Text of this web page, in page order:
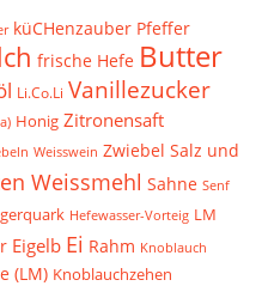
küCHenzauber Pfeffer
frische Hefe Butter
Li.Co.Li Vanillezucker
Honig Zitronensaft
Weisswein Zwiebel Salz und
Weissmehl Sahne Senf
Hefewasser-Vorteig LM
Eigelb Ei Rahm Knoblauch
(LM) Knoblauchzehen